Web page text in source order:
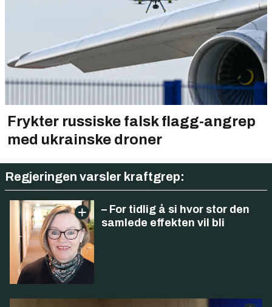
Frykter russiske falsk flagg-angrep
med ukrainske droner
Regjeringen varsler kraftgrep:
– For tidlig å si hvor stor den
samlede effekten vil bli